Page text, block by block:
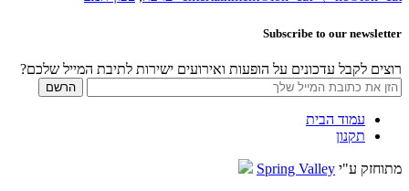
Subscribe to our newsletter
רוצים לקבל עדכונים על הופעות ואירועים ישירות לתיבת המייל שלכם?
עמוד הבית
תקנון
מתוחזק ע"י Spring Valley